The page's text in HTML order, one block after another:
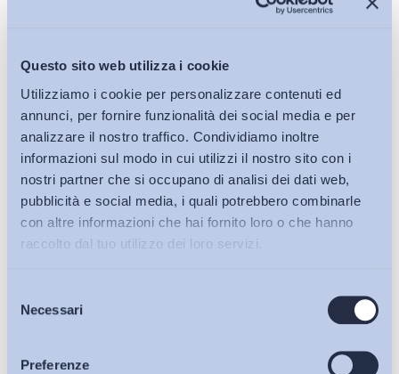
Questo sito web utilizza i cookie
Utilizziamo i cookie per personalizzare contenuti ed
annunci, per fornire funzionalità dei social media e per
analizzare il nostro traffico. Condividiamo inoltre
informazioni sul modo in cui utilizzi il nostro sito con i
nostri partner che si occupano di analisi dei dati web,
pubblicità e social media, i quali potrebbero combinarle
con altre informazioni che hai fornito loro o che hanno
raccolto dal tuo utilizzo dei loro servizi.
delNecessari
Preferenze
Bollettini ADAPT
Articoli